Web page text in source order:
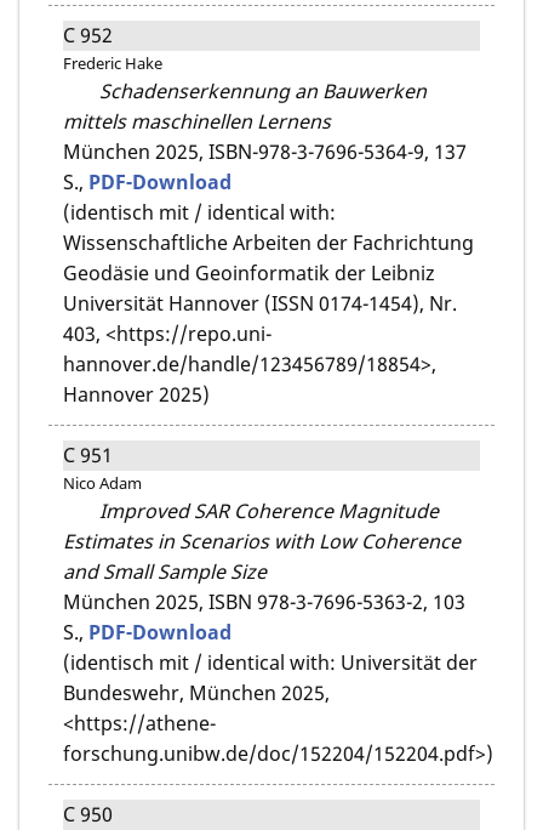
C 952
Frederic Hake
Schadenserkennung an Bauwerken
mittels maschinellen Lernens
München 2025, ISBN-978-3-7696-5364-9, 137
S., PDF-Download
(identisch mit / identical with:
Wissenschaftliche Arbeiten der Fachrichtung
Geodäsie und Geoinformatik der Leibniz
Universität Hannover (ISSN 0174-1454), Nr.
403, <https://repo.uni-
hannover.de/handle/123456789/18854>,
Hannover 2025)
C 951
Nico Adam
Improved SAR Coherence Magnitude
Estimates in Scenarios with Low Coherence
and Small Sample Size
München 2025, ISBN 978-3-7696-5363-2, 103
S., PDF-Download
(identisch mit / identical with: Universität der
Bundeswehr, München 2025,
<https://athene-
forschung.unibw.de/doc/152204/152204.pdf>)
C 950